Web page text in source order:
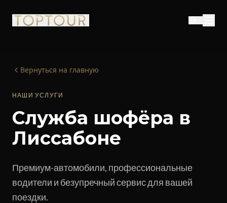
Вернуться на главную
НАШИ УСЛУГИ
Служба шофёра в
Лиссабоне
Премиум-автомобили, профессиональные
водители и безупречный сервис для вашей
поездки.